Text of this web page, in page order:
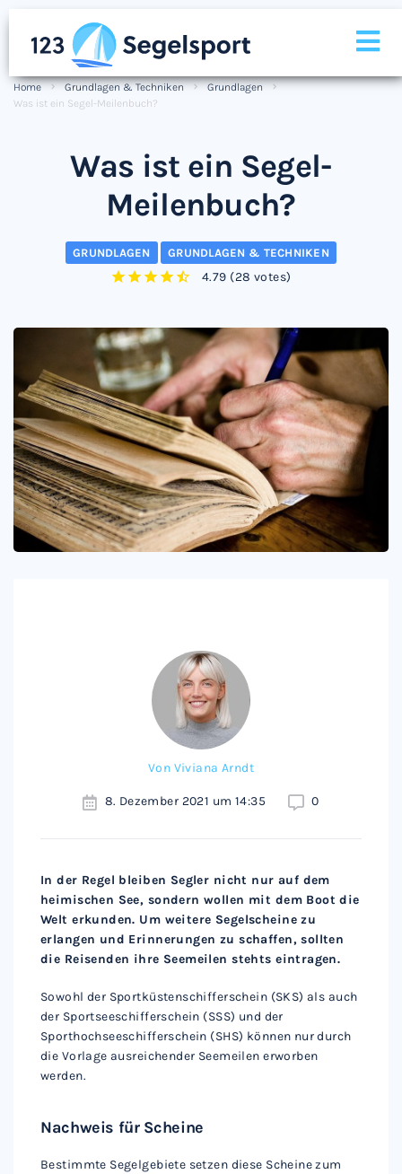
Home Grundlagen & Techniken
Grundlagen
Was ist ein Segel-Meilenbuch?
Was ist ein Segel-
Meilenbuch?
GRUNDLAGEN GRUNDLAGEN & TECHNIKEN
4.79 (28 votes)
Von Viviana Arndt
8. Dezember 2021 um 14:35 0
In der Regel bleiben Segler nicht nur auf dem
heimischen See, sondern wollen mit dem Boot die
Welt erkunden. Um weitere Segelscheine zu
erlangen und Erinnerungen zu schaffen, sollten
die Reisenden ihre Seemeilen stehts eintragen.
Sowohl der Sportküstenschifferschein (SKS) als auch
der Sportseeschifferschein (SSS) und der
Sporthochseeschifferschein (SHS) können nur durch
die Vorlage ausreichender Seemeilen erworben
werden.
Nachweis für Scheine
Bestimmte Segelgebiete setzen diese Scheine zum